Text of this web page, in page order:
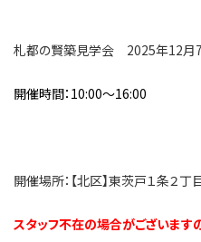
札都の賢築見学会 2025年12月7
開催時間：10:00～16:00
開催場所：【北区】東茨戸１条２丁
スタッフ不在の場合がございます